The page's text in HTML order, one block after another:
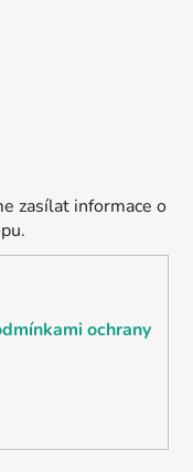
zasílat informace o
ochrany